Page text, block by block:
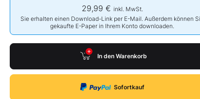
29,99 € inkl. MwSt.
Sie erhalten einen Download-Link per E-Mail. Außerdem können
gekaufte E-Paper in Ihrem Konto downloaden.
In den Warenkorb
Sofortkauf